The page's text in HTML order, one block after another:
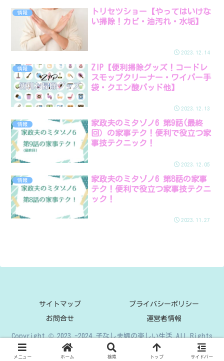
情報
トリセツショー【やってはいけな
い掃除！カビ・油汚れ・水垢】
2023.12.14
情報
ZIP【便利掃除グッズ！コードレ
スモップクリーナー・ワイパー手
袋・クエン酸パッド他】
2023.12.13
情報
家政夫のミタゾノ6 第9話(最終
回）の家事テク！便利で役立つ家
事技テクニック！
2023.12.05
情報
家政夫のミタゾノ6 第8話の家事
テク！便利で役立つ家事技テクニ
ック！
2023.11.27
サイトマップ プライバシーポリシー
お問合せ 運営者情報
Copyright © 2023 -2024 子なし夫婦の楽しい生活 All Rights
Reserved.
メニュー ホーム 検索 トップ サイドバー